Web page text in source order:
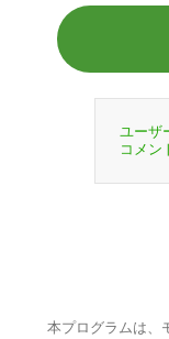
ユーザ
コメン
本プログラムは、